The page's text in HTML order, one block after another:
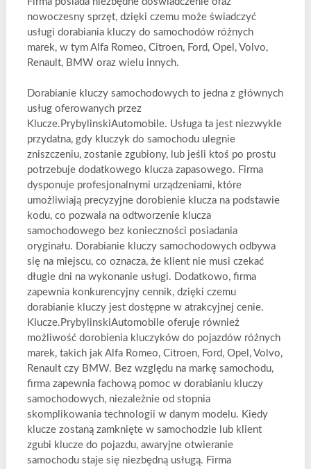
nowoczesny sprzęt, dzięki czemu może świadczyć
usługi dorabiania kluczy do samochodów różnych
marek, w tym Alfa Romeo, Citroen, Ford, Opel, Volvo,
Renault, BMW oraz wielu innych.
Dorabianie kluczy samochodowych to jedna z głównych
usług oferowanych przez
Klucze.PrybylinskiAutomobile. Usługa ta jest niezwykle
przydatna, gdy kluczyk do samochodu ulegnie
zniszczeniu, zostanie zgubiony, lub jeśli ktoś po prostu
potrzebuje dodatkowego klucza zapasowego. Firma
dysponuje profesjonalnymi urządzeniami, które
umożliwiają precyzyjne dorobienie klucza na podstawie
kodu, co pozwala na odtworzenie klucza
samochodowego bez konieczności posiadania
oryginału. Dorabianie kluczy samochodowych odbywa
się na miejscu, co oznacza, że klient nie musi czekać
długie dni na wykonanie usługi. Dodatkowo, firma
zapewnia konkurencyjny cennik, dzięki czemu
dorabianie kluczy jest dostępne w atrakcyjnej cenie.
Klucze.PrybylinskiAutomobile oferuje również
możliwość dorobienia kluczyków do pojazdów różnych
marek, takich jak Alfa Romeo, Citroen, Ford, Opel, Volvo,
Renault czy BMW. Bez względu na markę samochodu,
firma zapewnia fachową pomoc w dorabianiu kluczy
samochodowych, niezależnie od stopnia
skomplikowania technologii w danym modelu. Kiedy
klucze zostaną zamknięte w samochodzie lub klient
zgubi klucze do pojazdu, awaryjne otwieranie
samochodu staje się niezbędną usługą. Firma